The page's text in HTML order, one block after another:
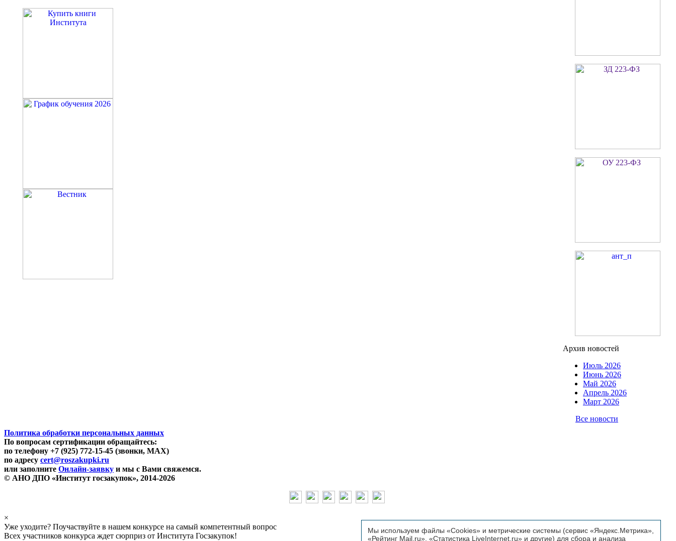
Архив новостей
Июль 2026
Июнь 2026
Май 2026
Апрель 2026
Март 2026
Все новости
Политика обработки персональных данных
По вопросам сертификации обращайтесь:
по телефону +7 (925) 772-15-45 (звонки, MAX)
по адресу cert@roszakupki.ru
или заполните Онлайн-заявку и мы с Вами свяжемся.
© АНО ДПО «Институт госзакупок», 2014-2026
Мы используем файлы «Cookies» и метрические системы (сервис «Яндекс.Метрика»,
«Рейтинг Mail.ru», «Статистика LiveInternet.ru» и другие) для сбора и анализа
×
Уже уходите? Поучаствуйте в нашем конкурсе на самый компетентный вопрос
Всех участников конкурса ждет сюрприз от Института Госзакупок!